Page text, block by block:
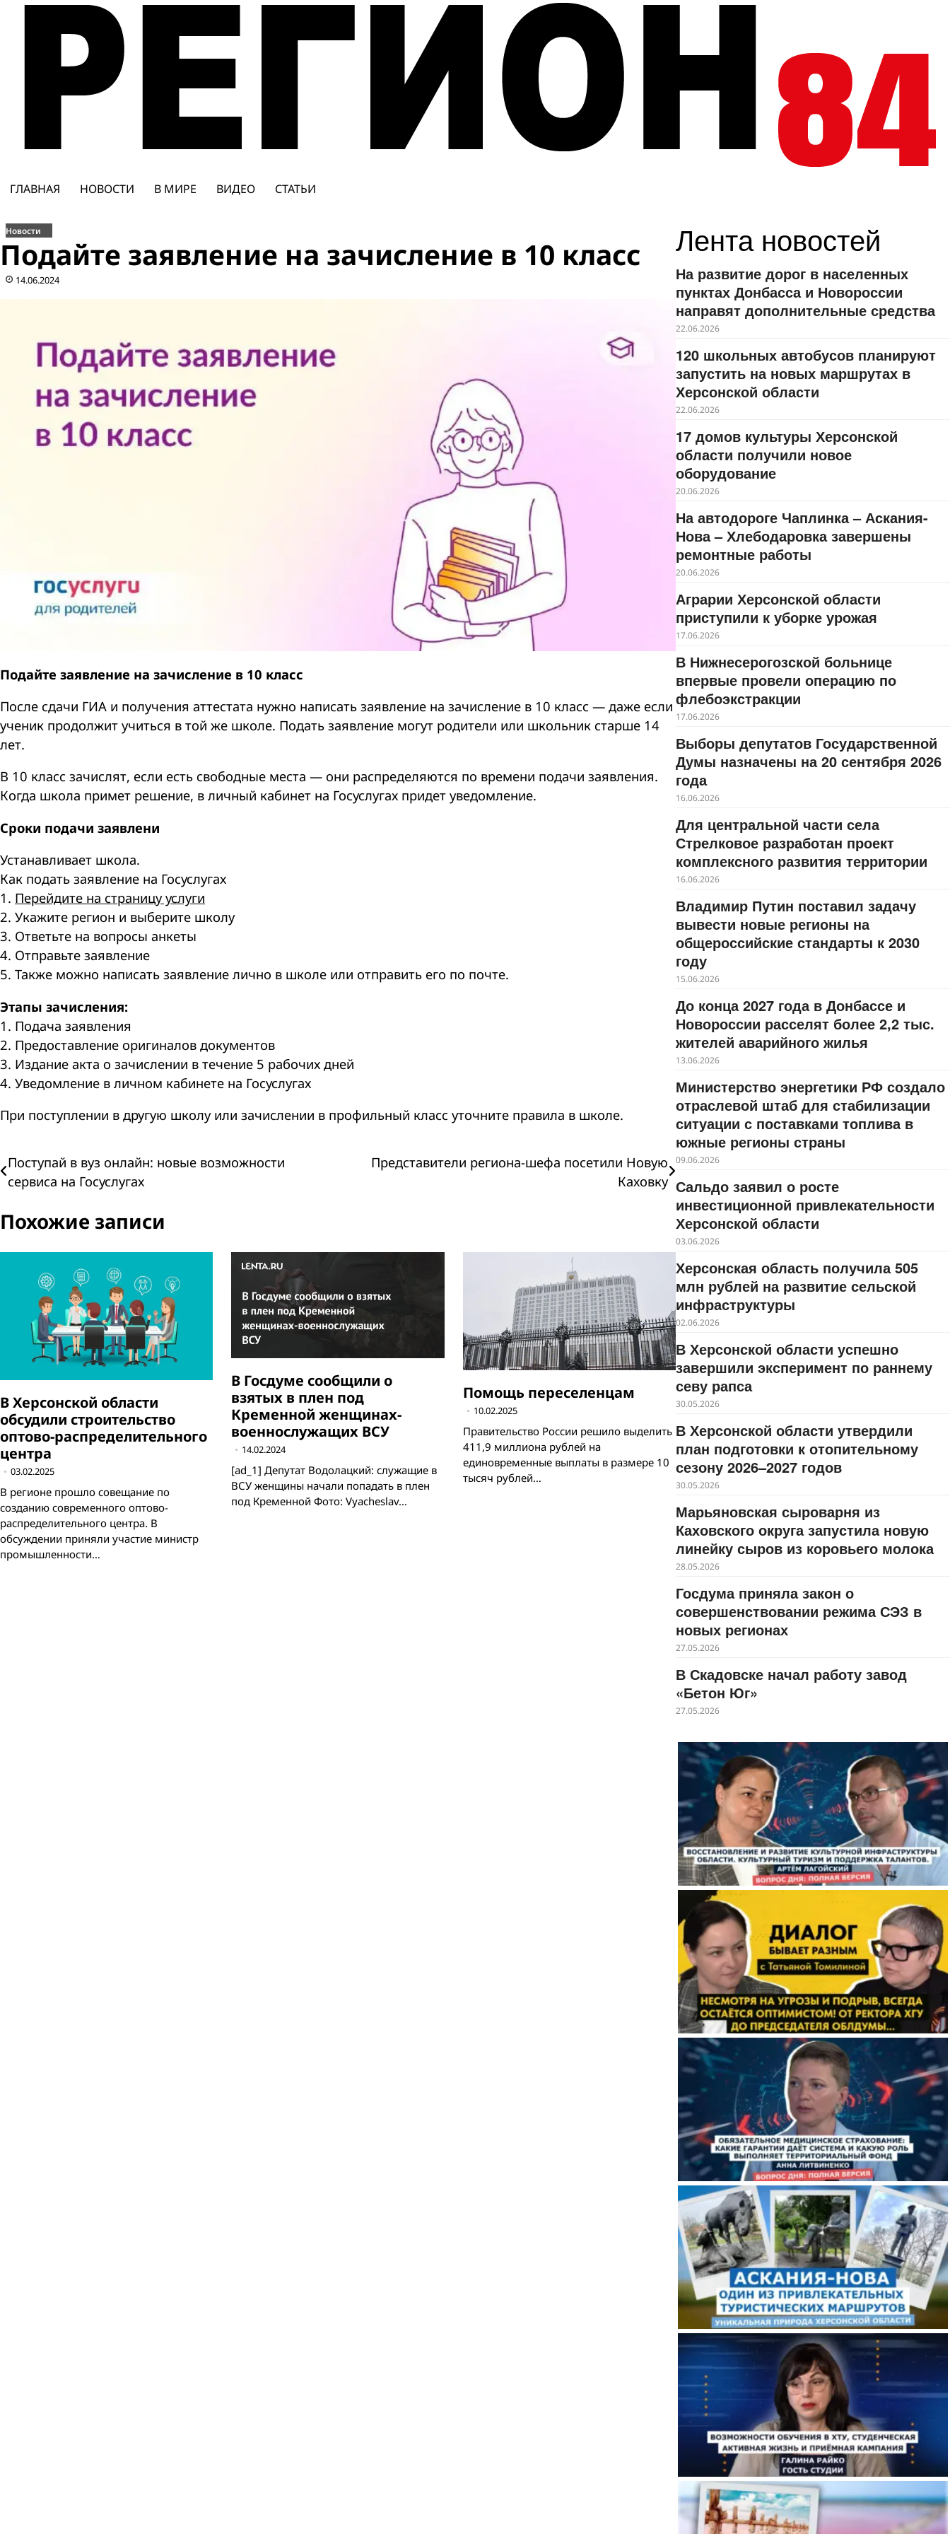
Перейти
содержимому
ГЛАВНАЯ НОВОСТИ В МИРЕ ВИДЕО СТАТЬИ
Новости
Подайте заявление на зачисление в 10 класс
14.06.2024
Подайте заявление на зачисление в 10 класс
После сдачи ГИА и получения аттестата нужно написать заявление на зачисление в 10 класс — даже если
ученик продолжит учиться в той же школе. Подать заявление могут родители или школьник старше 14
лет.
В 10 класс зачислят, если есть свободные места — они распределяются по времени подачи заявления.
Когда школа примет решение, в личный кабинет на Госуслугах придет уведомление.
Сроки подачи заявлени
Устанавливает школа.
Как подать заявление на Госуслугах
1. Перейдите на страницу услуги
2. Укажите регион и выберите школу
3. Ответьте на вопросы анкеты
4. Отправьте заявление
5. Также можно написать заявление лично в школе или отправить его по почте.
Этапы зачисления:
1. Подача заявления
2. Предоставление оригиналов документов
3. Издание акта о зачислении в течение 5 рабочих дней
4. Уведомление в личном кабинете на Госуслугах
При поступлении в другую школу или зачислении в профильный класс уточните правила в школе.
Навигация
по
записям
Поступай в вуз онлайн: новые возможности
сервиса на Госуслугах
Представители региона-шефа посетили Новую
Каховку
Похожие записи
В Херсонской области
обсудили строительство
оптово-распределительного
центра
03.02.2025
В регионе прошло совещание по
созданию современного оптово-
распределительного центра. В
обсуждении приняли участие министр
промышленности…
В Госдуме сообщили о
взятых в плен под
Кременной женщинах-
военнослужащих ВСУ
14.02.2024
[ad_1] Депутат Водолацкий: служащие в
ВСУ женщины начали попадать в плен
под Кременной Фото: Vyacheslav…
Помощь переселенцам
10.02.2025
Правительство России решило выделить
411,9 миллиона рублей на
единовременные выплаты в размере 10
тысяч рублей…
Лента новостей
На развитие дорог в населенных
пунктах Донбасса и Новороссии
направят дополнительные средства
22.06.2026
120 школьных автобусов планируют
запустить на новых маршрутах в
Херсонской области
22.06.2026
17 домов культуры Херсонской
области получили новое
оборудование
20.06.2026
На автодороге Чаплинка – Аскания-
Нова – Хлебодаровка завершены
ремонтные работы
20.06.2026
Аграрии Херсонской области
приступили к уборке урожая
17.06.2026
В Нижнесерогозской больнице
впервые провели операцию по
флебоэкстракции
17.06.2026
Выборы депутатов Государственной
Думы назначены на 20 сентября 2026
года
16.06.2026
Для центральной части села
Стрелковое разработан проект
комплексного развития территории
16.06.2026
Владимир Путин поставил задачу
вывести новые регионы на
общероссийские стандарты к 2030
году
15.06.2026
До конца 2027 года в Донбассе и
Новороссии расселят более 2,2 тыс.
жителей аварийного жилья
13.06.2026
Министерство энергетики РФ создало
отраслевой штаб для стабилизации
ситуации с поставками топлива в
южные регионы страны
09.06.2026
Сальдо заявил о росте
инвестиционной привлекательности
Херсонской области
03.06.2026
Херсонская область получила 505
млн рублей на развитие сельской
инфраструктуры
02.06.2026
В Херсонской области успешно
завершили эксперимент по раннему
севу рапса
30.05.2026
В Херсонской области утвердили
план подготовки к отопительному
сезону 2026–2027 годов
30.05.2026
Марьяновская сыроварня из
Каховского округа запустила новую
линейку сыров из коровьего молока
28.05.2026
Госдума приняла закон о
совершенствовании режима СЭЗ в
новых регионах
27.05.2026
В Скадовске начал работу завод
«Бетон Юг»
27.05.2026